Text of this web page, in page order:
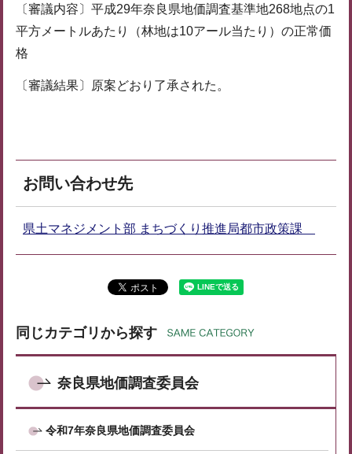
〔審議内容〕平成29年奈良県地価調査基準地268地点の1
平方メートルあたり（林地は10アール当たり）の正常価
格
〔審議結果〕原案どおり了承された。
お問い合わせ先
県土マネジメント部 まちづくり推進局都市政策課
同じカテゴリから探す
奈良県地価調査委員会
令和7年奈良県地価調査委員会